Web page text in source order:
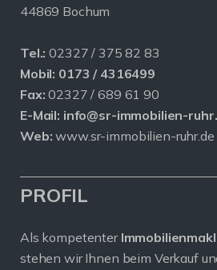
44869 Bochum
Tel.: 02327 / 375 82 83
Mobil: 0173 / 4316499
Fax: 02327 / 689 61 90
E-Mail: info@sr-immobilien-
Web: www.sr-immobilien-ruhr.de
PROFIL
Als kompetenter
stehen wir Ihnen beim Verkauf